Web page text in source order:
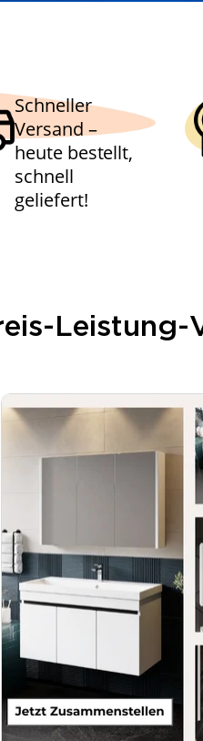
Schneller
Versand –
heute bestellt,
schnell
geliefert!
Leistung-